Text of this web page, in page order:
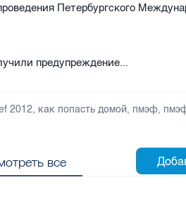
Петербургского
предупреждение...
2012, как попасть домой, пмэф,
все